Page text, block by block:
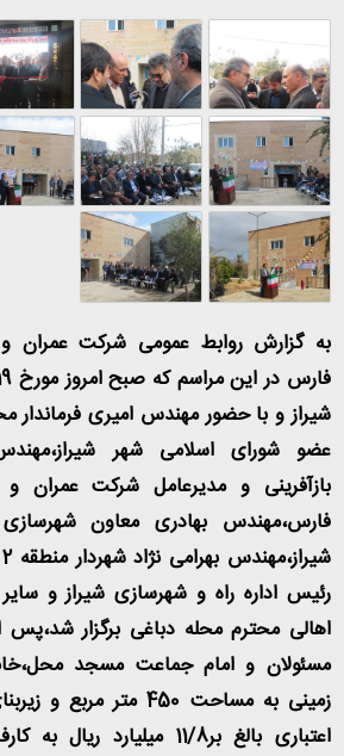
به گزارش روابط عمومی شرکت عمران
شیراز و با حضور مهندس امیری فرماندار
عضو شورای اسلامی شهر
بازآفرینی و مدیرعامل شرکت عمران
فارس،مهندس بهادری معاون
رئیس اداره راه و شهرسازی شیراز و
اهالی محترم محله دباغی برگزار شد،پس
مسئولان و امام جماعت مسجد
اعتباری بالغ بر11/8